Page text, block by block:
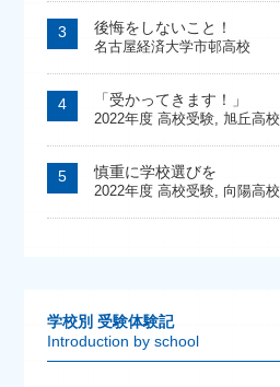
後悔をしないこと！
名古屋経済大学市邨高校
「受かってきます！」
2022年度 高校受験, 旭丘高校
慎重に学校選びを
2022年度 高校受験, 向陽高校
学校別 受験体験記
Introduction by school